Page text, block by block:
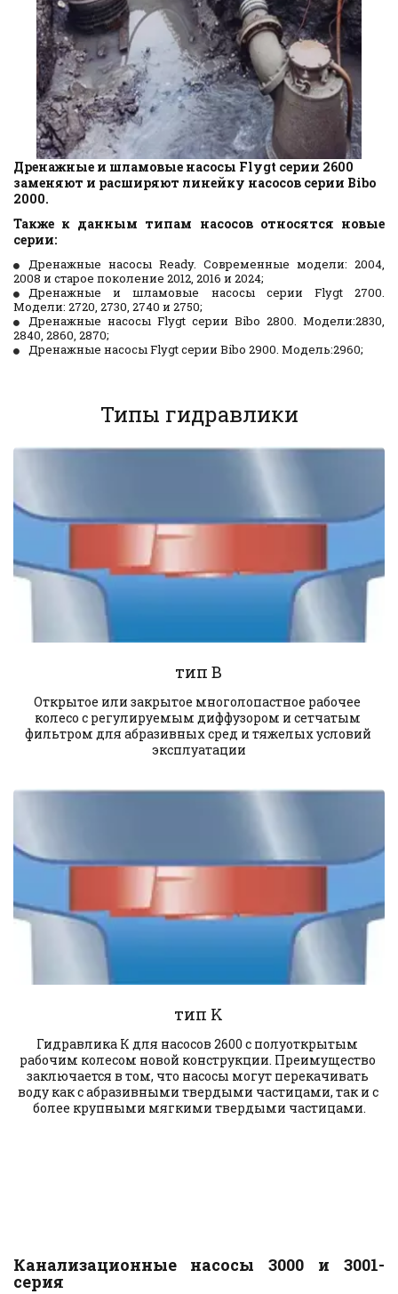
Дренажные и шламовые насосы Flygt серии 2600
заменяют и расширяют линейку насосов серии Bibo
2000.
Также к данным типам насосов относятся новые
серии:
Дренажные насосы Ready. Современные модели: 2004,
2008 и старое поколение 2012, 2016 и 2024;
Дренажные и шламовые насосы серии Flygt 2700.
Модели: 2720, 2730, 2740 и 2750;
Дренажные насосы Flygt серии Bibo 2800. Модели:2830,
2840, 2860, 2870;
Дренажные насосы Flygt серии Bibo 2900. Модель:2960;
Типы гидравлики
тип B
Открытое или закрытое многолопастное рабочее
колесо с регулируемым диффузором и сетчатым
фильтром для абразивных сред и тяжелых условий
эксплуатации
тип K
Гидравлика К для насосов 2600 с полуоткрытым
рабочим колесом новой конструкции. Преимущество
заключается в том, что насосы могут перекачивать
воду как с абразивными твердыми частицами, так и с
более крупными мягкими твердыми частицами.
Канализационные насосы 3000 и 3001-
серия